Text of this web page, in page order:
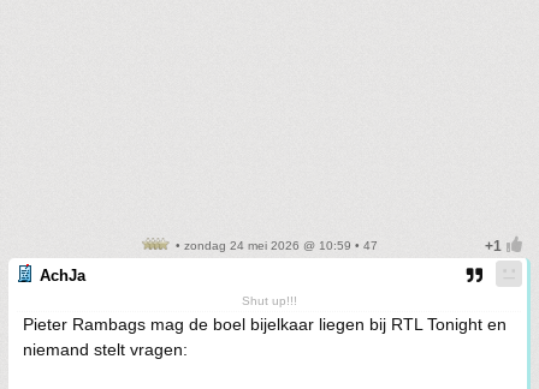
• zondag 24 mei 2026 @ 10:59 • 47
AchJa
Shut up!!!
Pieter Rambags mag de boel bijelkaar liegen bij RTL Tonight en
niemand stelt vragen: